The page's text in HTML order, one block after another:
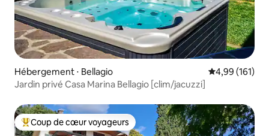
Hébergement ⋅ Bellagio Évaluation
4,99 (161)
Jardin privé Casa Marina Bellagio [clim/jacuzzi]
Coups de cœur voyageurs les plus appréciés
Coup de cœur voyageurs